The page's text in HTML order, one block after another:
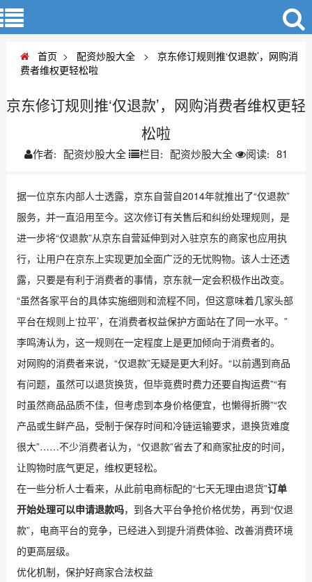
首页 > 配资炒股大全 >
京东修订规则推‘仅退款’，网购消
费者维权更轻松啦
京东修订规则推‘仅退款’，网购消费者维权更轻
松啦
作者: 配资炒股大全 栏目: 配资炒股大全 阅读: 81
据一位京东内部人士透露，京东自营自2014年就推出了“仅退款”
服务，并一直沿用至今。这次修订有关售后和纠纷处理规则，是
进一步将“仅退款”从京东自营延伸到对入驻京东的商家也应用执
行，让用户在京东上实现更加全面广泛的无忧购物。该人士还透
露，只要是有利于消费者的事情，京东就一定会积极作出改变。
“虽然各家平台的具体实施细则和流程不同，但这意味着几家头部
平台在规则上‘拉平’，在消费者权益保护方面站在了同一水平。”
李鸣涛认为，这一规则在一定程度上是更加倾向于消费者的。
对网购的消费者来说，“仅退款”无疑是更大利好。“以前遇到商品
有问题，虽然可以退货换货，但毕竟费时费力还要自掏运费”“有
时虽然商品品质不佳，但考虑到本身价格便宜，也懒得折腾”“农
产品或生鲜产品，受制于保存时间和冷链运输要求，退换货难度
很大”……不少消费者认为，“仅退款”省去了和商家扯皮的时间，
让购物时底气更足，维权更轻松。
在一些分析人士看来，从此前电商标配的“七天无理由退货”订单
开始处理可以申请退款吗，到各大平台争抢价格优势，再到“仅退
款”，电商平台的竞争，已经进入到提升消费体验、改善消费环境
的更高层级。
优化机制，保护好商家合法权益